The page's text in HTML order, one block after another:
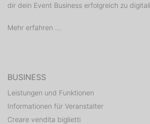
dir dein Event Business erfolgreich zu
Mehr erfahren ...
BUSINESS
Leistungen und Funktionen
Informationen für Veranstalter
Creare vendita biglietti